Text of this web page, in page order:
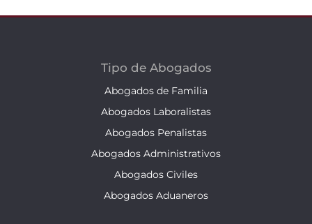
Tipo de Abogados
Abogados de Familia
Abogados Laboralistas
Abogados Penalistas
Abogados Administrativos
Abogados Civiles
Abogados Aduaneros